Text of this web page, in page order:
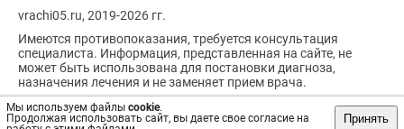
Мы используем файлы cookie.
Продолжая использовать сайт, вы даете свое согласие на
Принять
vrachi05.ru, 2019-2026 гг.
Имеются противопоказания, требуется консультация
специалиста. Информация, представленная на сайте, не
может быть использована для постановки диагноза,
назначения лечения и не заменяет прием врача.
Возрастное ограничение: 18+